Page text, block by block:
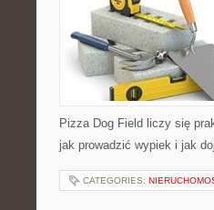
Pizza Dog Field liczy się
jak prowadzić wypiek i jak
CATEGORIES: